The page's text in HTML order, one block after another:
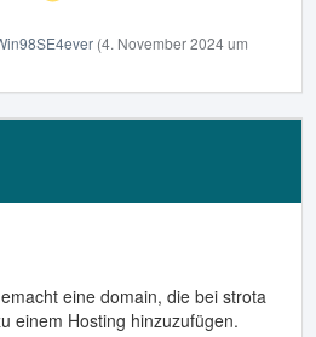
(4. November 2024 um
eine domain, die bei strota
einem Hosting hinzuzufügen.